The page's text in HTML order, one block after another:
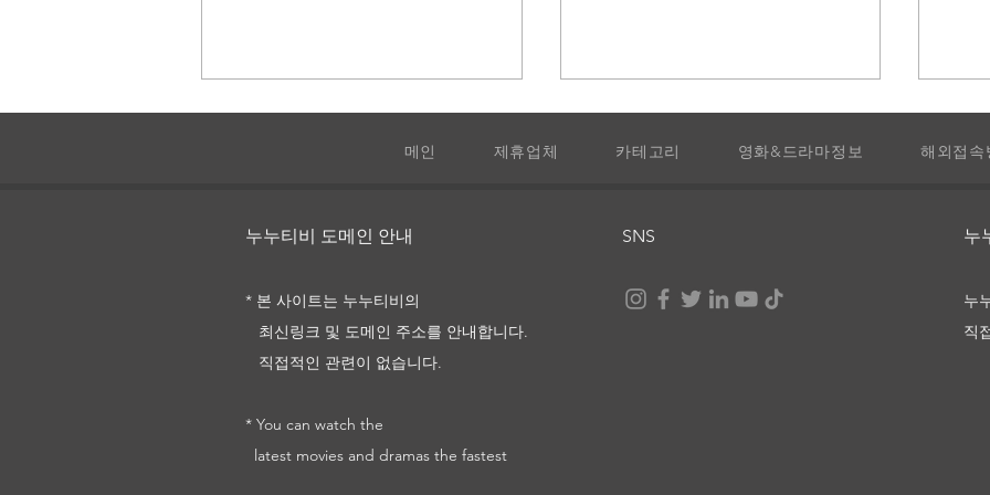
눈부신 세상 끝에서, 너와 나
메인 제휴업체 카테고리 영화&드라마정보 해외접속
누누티비 도메인 안내
* 본 사이트는 누누티비의
최신링크 및 도메인 주소를 안내합니다.
직접적인 관련이 없습니다.
* You can watch the
latest movies and dramas the fastest
SNS 누
누
직